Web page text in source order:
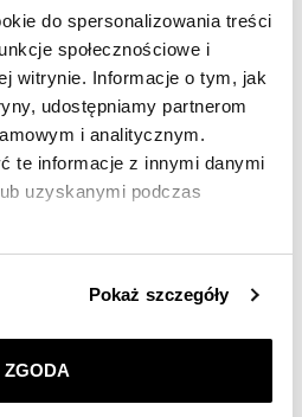
do spersonalizowania treści
społecznościowe i
witrynie. Informacje o tym, jak
udostępniamy partnerom
i analitycznym.
te informacje z innymi danymi
uzyskanymi podczas
znajdziesz wPolityce
Pokaż szczegóły
ZGODA
i rodolitem - próba 585